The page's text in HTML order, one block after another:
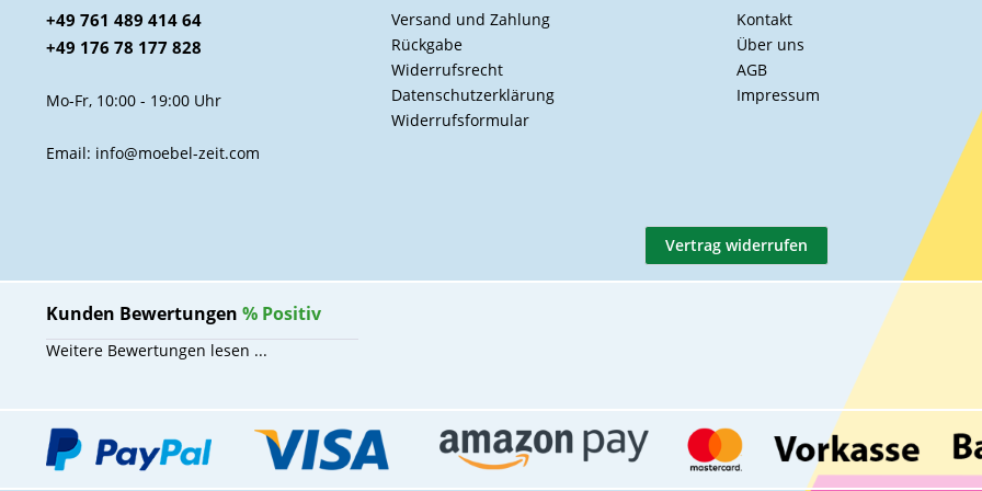
+49 761 489 414 64
+49 176 78 177 828
Mo-Fr, 10:00 - 19:00 Uhr
Email: info@moebel-zeit.com
Versand und Zahlung
Rückgabe
Widerrufsrecht
Datenschutzerklärung
Widerrufsformular
Kontakt
Über uns
AGB
Impressum
Vertrag widerrufen
Kunden Bewertungen % Positiv
Weitere Bewertungen lesen ...